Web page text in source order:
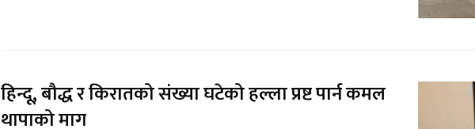
हिन्दू, बौद्ध र किरातको संख्या घटेको हल्ला प्रष्ट पार्न कमल
थापाको माग